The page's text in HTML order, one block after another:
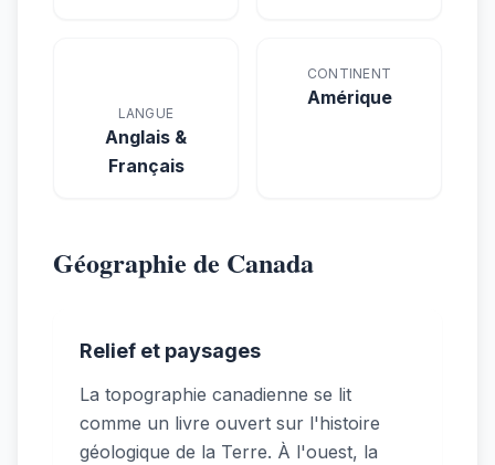
LANGUE
Anglais &
Français
CONTINENT
Amérique
Géographie de Canada
Relief et paysages
La topographie canadienne se lit
comme un livre ouvert sur l'histoire
géologique de la Terre. À l'ouest, la